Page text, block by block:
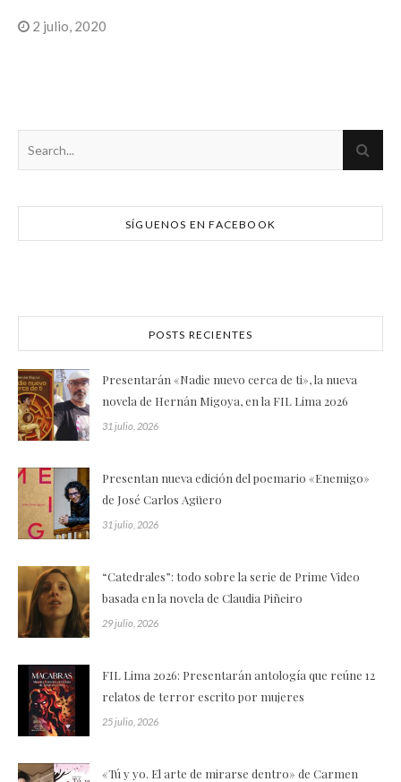
2 julio, 2020
SÍGUENOS EN FACEBOOK
POSTS RECIENTES
Presentarán «Nadie nuevo cerca de ti», la nueva
novela de Hernán Migoya, en la FIL Lima 2026
31 julio, 2026
Presentan nueva edición del poemario «Enemigo»
de José Carlos Agüero
31 julio, 2026
“Catedrales”: todo sobre la serie de Prime Video
basada en la novela de Claudia Piñeiro
29 julio, 2026
FIL Lima 2026: Presentarán antología que reúne 12
relatos de terror escrito por mujeres
25 julio, 2026
«Tú y yo. El arte de mirarse dentro» de Carmen